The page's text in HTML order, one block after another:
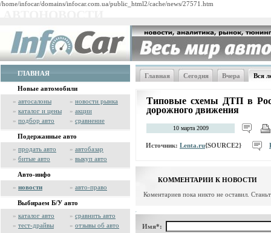
/home/infocar/domains/infocar.com.ua/public_html2/cache/news/27571.htm
ГЛАВНАЯ
Новые автомобили
» автосалоны » новости рынка
» каталог и цены » акции
» подбор авто » сравнение
Подержанные авто
» продать авто » автобазар
» битые авто » выкуп авто
Авто-инфо
» новости » авто-право
Выбираем Б/У авто
» каталог авто » сравнить авто
» тест-драйвы » отзывы об авто
Главная Сегодня Вчера Вся
Типовые схемы ДТП в
дорожного движения
10 марта 2009
Источник: Lenta.ru{SOURCE2}
КОММЕНТАРИИ К НОВОСТИ
Коментариев пока никто не оставил.
Имя*: